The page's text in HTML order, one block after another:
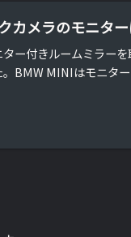
カメラのモニタ
ー付きルームミラー
BMW MINIはモニタ